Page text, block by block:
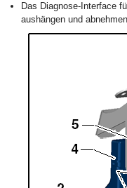
Das Diagnose-Interface
aushängen und